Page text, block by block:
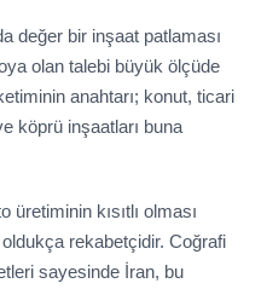
değer bir inşaat patlaması
olan talebi büyük ölçüde
anahtarı; konut, ticari
köprü inşaatları buna
üretiminin kısıtlı olması
rekabetçidir. Coğrafi
sayesinde İran, bu